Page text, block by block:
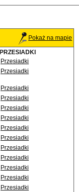
Pokaż na mapie
PRZESIADKI
Przesiadki
Przesiadki
Przesiadki
Przesiadki
Przesiadki
Przesiadki
Przesiadki
Przesiadki
Przesiadki
Przesiadki
Przesiadki
Przesiadki
Przesiadki